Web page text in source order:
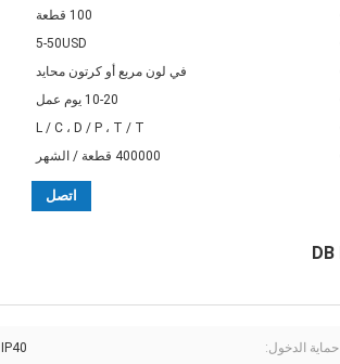
100 قطعة
5-50USD
في لون مربع أو كرتون محايد
10-20 يوم عمل
L / C ، D / P ، T / T
400000 قطعة / الشهر
اتصل
حماية الدخول: IP40